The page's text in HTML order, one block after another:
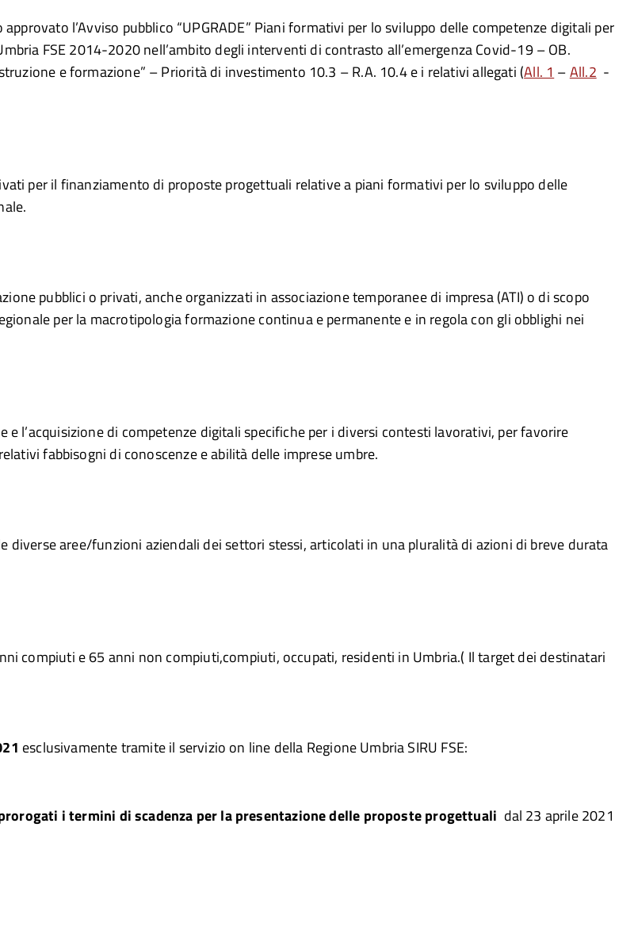
approvato l’Avviso pubblico “UPGRADE” Piani formativi per lo sviluppo delle competenze digitali per
FSE 2014-2020 nell’ambito degli interventi di contrasto all’emergenza Covid-19 – OB.
e formazione” – Priorità di investimento 10.3 – R.A. 10.4 e i relativi allegati (All. 1 –All.2 -
per il finanziamento di proposte progettuali relative a piani formativi per lo sviluppo delle
pubblici o privati, anche organizzati in associazione temporanee di impresa (ATI) o di scopo
per la macrotipologia formazione continua e permanente e in regola con gli obblighi nei
l’acquisizione di competenze digitali specifiche per i diversi contesti lavorativi, per favorire
fabbisogni di conoscenze e abilità delle imprese umbre.
aree/funzioni aziendali dei settori stessi, articolati in una pluralità di azioni di breve durata
compiuti e 65 anni non compiuti,compiuti, occupati, residenti in Umbria.( Il target dei destinatari
esclusivamente tramite il servizio on line della Regione Umbria SIRU FSE:
i termini di scadenza per la presentazione delle proposte progettuali dal 23 aprile 2021